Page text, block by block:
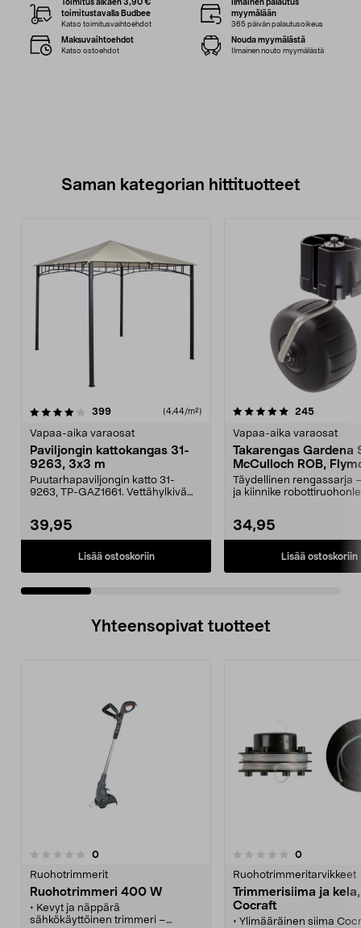
Toimitus alkaen 3,90 €
toimitustavalla Budbee
Katso toimitusvaihtoehdot
Ilmainen palautus
myymälään
365 päivän palautusoikeus
Maksuvaihtoehdot
Katso ostoehdot
Nouda myymälästä
Ilmainen nouto myymälästä
Saman kategorian hittituotteet
399arvostelut (4,44/m²)
Vapaa-aika varaosat
Paviljongin kattokangas 31-
9263, 3x3 m
Puutarhapaviljongin katto 31-
9263, TP-GAZ1661. Vettähylkivä
39,95
Lisää ostoskoriin
5.0 viidestä
245arvostelut
Vapaa-aika varaosat
Takarengas Gardena
McCulloch ROB,
Easilife
Täydellinen rengassarja
ja kiinnike
34,95
Lisää ostoskoriin
4.5 viidestä
Yhteensopivat tuotteet
0arvostelut
Ruohotrimmerit
Ruohotrimmeri 400 W
• Kevyt ja näppärä
sähkökäyttöinen trimmeri –
0.0 viidestä
0arvostelut
Ruohotrimmeritarvikkeet
Trimmerisiima ja kela,
Cocraft
• Ylimääräinen siima